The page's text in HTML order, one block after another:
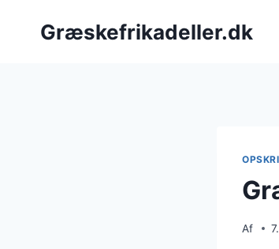
Græskefrikadeller.dk
Af